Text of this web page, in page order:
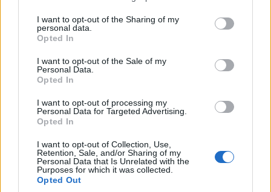
not limited to your visit or usage behaviour. You may click to
grant or deny consent to Google and its third-party tags to
use your data for below specified purposes in below Google
consent section.
I want to opt-out of the Sharing of my
personal data.
Opted In
I want to opt-out of the Sale of my
Personal Data.
Opted In
I want to opt-out of processing my
Personal Data for Targeted Advertising.
Opted In
I want to opt-out of Collection, Use,
Retention, Sale, and/or Sharing of my
Personal Data that Is Unrelated with the
Purposes for which it was collected.
Opted Out
Giovannimaria Cabras
Invia un Comunicato Stampa